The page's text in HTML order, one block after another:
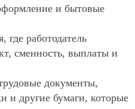
и бытовые
где работодатель
сменность, выплаты и
документы,
и другие бумаги, которые